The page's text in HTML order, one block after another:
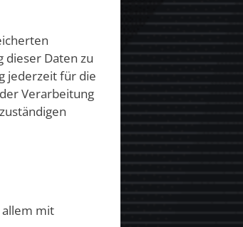
dieser Daten zu
jederzeit für die
Verarbeitung
allem mit